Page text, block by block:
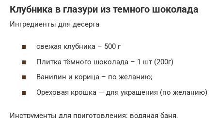
Клубника в глазури из темного шоколада
Ингредиенты для десерта
свежая клубника – 500 г
Плитка тёмного шоколада – 1 шт (200г)
Ванилин и корица – по желанию;
Ореховая крошка — для украшения (по желанию)
Инструменты для приготовления: водяная баня,